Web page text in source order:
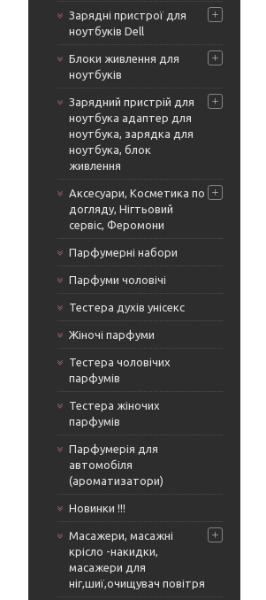
Зарядні пристрої для
ноутбуків Dell
Блоки живлення для
ноутбуків
Зарядний пристрій для
ноутбука адаптер для
ноутбука, зарядка для
ноутбука, блок
живлення
Аксесуари, Косметика по
догляду, Нігтьовий
сервіс, Феромони
Парфумерні набори
Парфуми чоловічі
Тестера духів унісекс
Жіночі парфуми
Тестера чоловічих
парфумів
Тестера жіночих
парфумів
Парфумерія для
автомобіля
(ароматизатори)
Новинки !!!
Масажери, масажні
крісло -накидки,
масажери для
ніг,шиї,очищувач повітря